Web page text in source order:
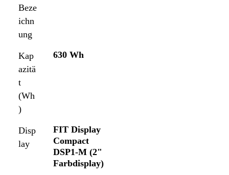
Beze
ichn
ung
Kap
azitä
t
(Wh
)
630 Wh
Disp
lay
FIT Display
Compact
DSP1-M (2"
Farbdisplay)